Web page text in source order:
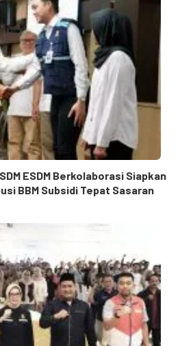
ESDM Berkolaborasi Siapkan
BBM Subsidi Tepat Sasaran